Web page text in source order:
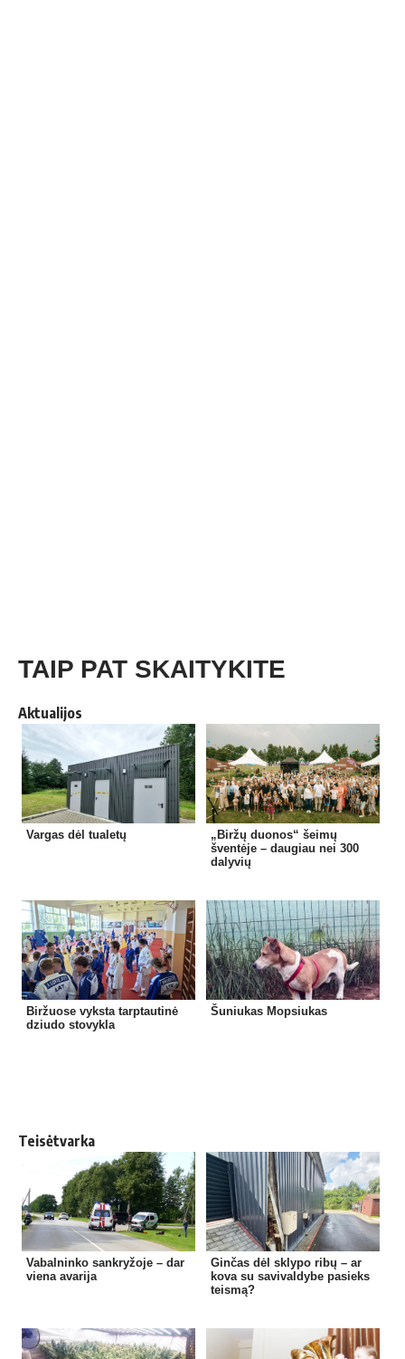
TAIP PAT SKAITYKITE
Aktualijos
Vargas dėl tualetų
„Biržų duonos“ šeimų
šventėje – daugiau nei 300
dalyvių
Biržuose vyksta tarptautinė
dziudo stovykla
Šuniukas Mopsiukas
Teisėtvarka
Vabalninko sankryžoje – dar
viena avarija
Ginčas dėl sklypo ribų – ar
kova su savivaldybe pasieks
teismą?